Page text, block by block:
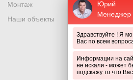
Юрий
Менеджер
Здравствуйте ! Я
Вас по всем
Информации на
не искали - может
подскажу то что
Монтаж
Наши объекты